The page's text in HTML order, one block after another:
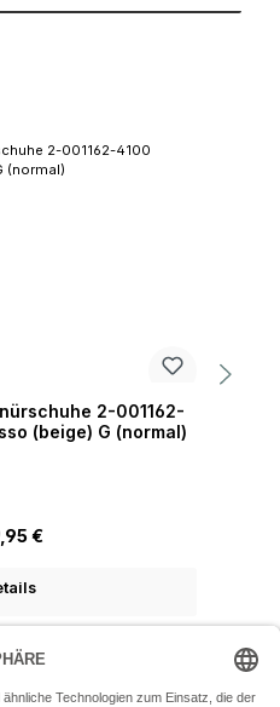
2-001162-
(beige) G (normal)
Preis:
€